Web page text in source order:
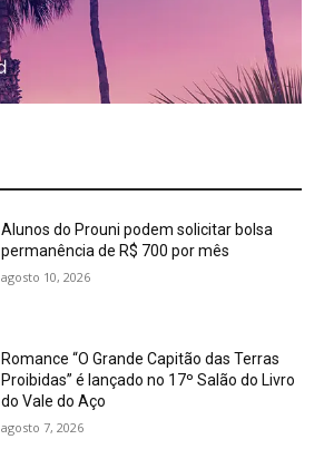
Alunos do Prouni podem solicitar bolsa
permanência de R$ 700 por mês
agosto 10, 2026
Romance “O Grande Capitão das Terras
Proibidas” é lançado no 17º Salão do Livro
do Vale do Aço
agosto 7, 2026